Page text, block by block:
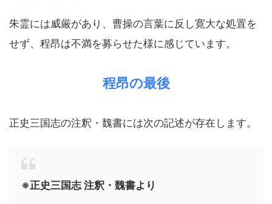
朱霊には威厳があり、曹操の言葉に反し寛大な処置を
せず、程昂は不満を募らせた様に感じています。
程昂の最後
正史三国志の注釈・魏書には次の記述が存在します。
※正史三国志 注釈・魏書より